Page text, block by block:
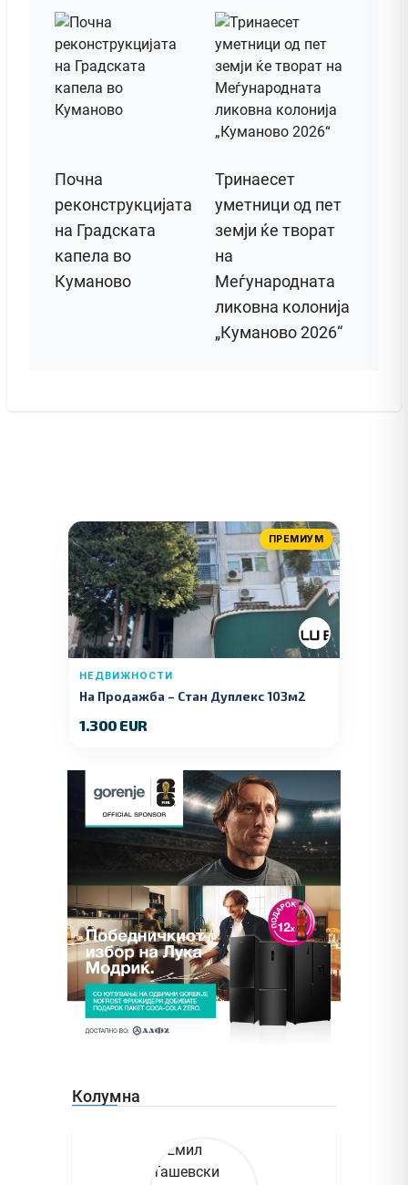
Почна
реконструкцијата
на Градската
капела во
Куманово
Тринаесет
уметници од пет
земји ќе творат
на
Меѓународната
ликовна колонија
„Куманово 2026“
ПРЕМИУМ
НЕДВИЖНОСТИ
На Продажба – Стан Дуплекс 103м2
1.300 EUR
Колумна